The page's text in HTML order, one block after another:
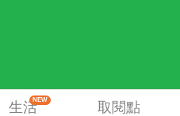
生活NEW 取閱點